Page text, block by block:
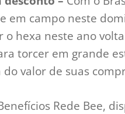
em campo neste
o hexa neste ano
torcer em grande
valor de suas
Rede Bee,